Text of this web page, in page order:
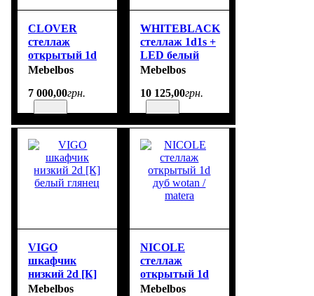
CLOVER
стеллаж
открытый 1d
дуб wotan
Mebelbos
7 000,00грн.
WHITEBLACK
стеллаж 1d1s +
LED белый
глянец
Mebelbos
10 125,00грн.
VIGO
шкафчик
низкий 2d [К]
белый глянец
Mebelbos
NICOLE
стеллаж
открытый 1d
дуб wotan /
Mebelbos